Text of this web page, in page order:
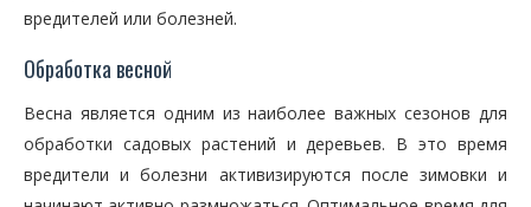
вредителей или болезней.
Обработка весной
Весна является одним из наиболее важных сезонов для
обработки садовых растений и деревьев. В это время
вредители и болезни активизируются после зимовки и